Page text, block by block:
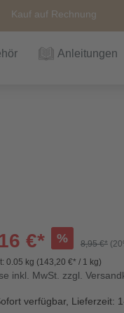
Kauf auf Rechnung
Anleitungen
€* % 8,95 €*
0.05 kg (143,20 €* / 1 kg)
inkl. MwSt. zzgl.
verfügbar, Lieferzeit: